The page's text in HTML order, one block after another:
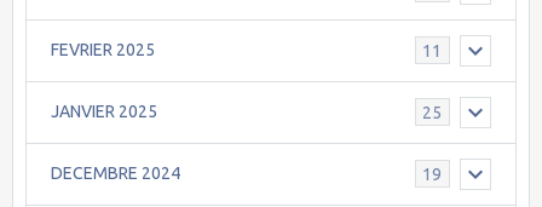
FEVRIER 2025 11
JANVIER 2025 25
DECEMBRE 2024 19